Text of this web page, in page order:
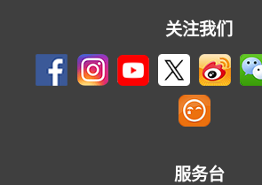
关注我们
服务台